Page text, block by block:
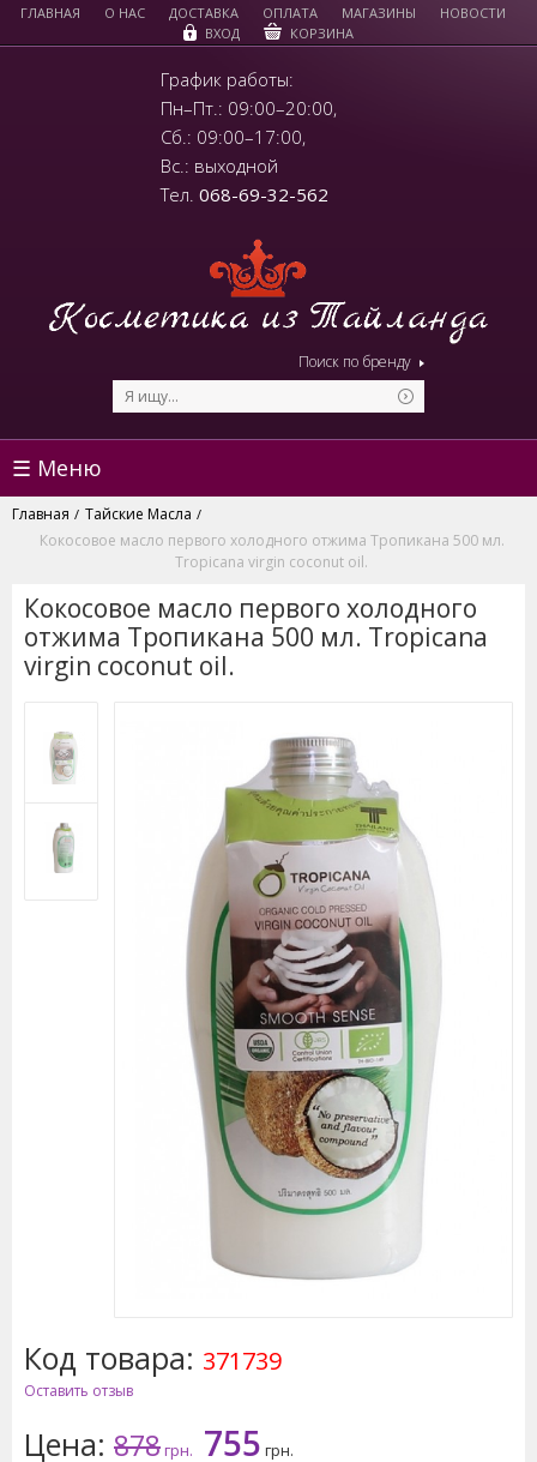
ГЛАВНАЯ О НАС ДОСТАВКА ОПЛАТА МАГАЗИНЫ
НОВОСТИ
ВХОД
КОРЗИНА
График работы:
Пн–Пт.: 09:00–20:00,
Сб.: 09:00–17:00,
Вс.: выходной
Тел. 068-69-32-562
Поиск по бренду
☰ Меню
Главная / Тайские Масла /
Кокосовое масло первого холодного отжима Тропикана 500 мл.
Tropicana virgin coconut oil.
Кокосовое масло первого холодного
отжима Тропикана 500 мл. Tropicana
virgin coconut oil.
Код товара: 371739
Оставить отзыв
Цена: 878грн. 755 грн.